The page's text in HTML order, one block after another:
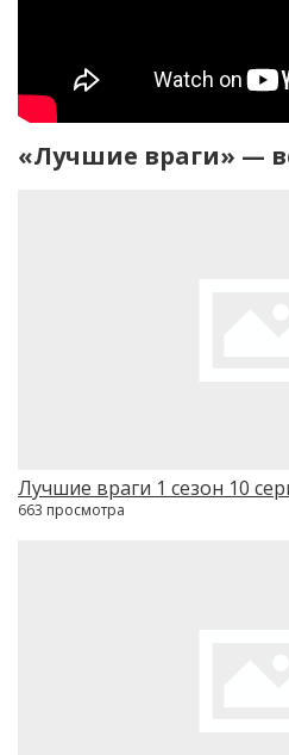
«Лучшие враги» —
Лучшие враги 1 сезон 10
663 просмотра